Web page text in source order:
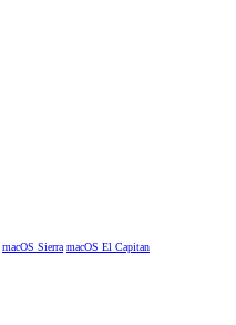
macOS Sierra macOS El Capitan